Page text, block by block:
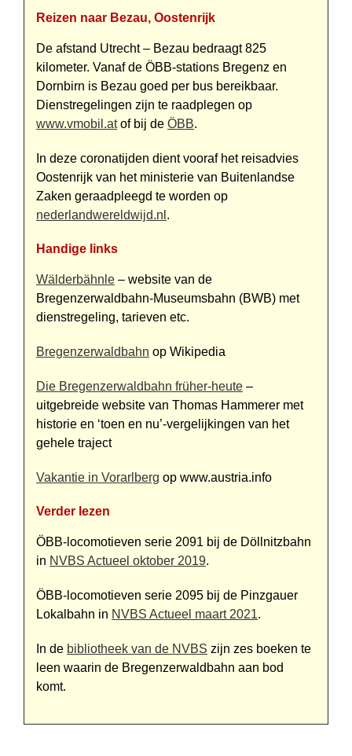
Reizen naar Bezau, Oostenrijk
De afstand Utrecht – Bezau bedraagt 825
kilometer. Vanaf de ÖBB-stations Bregenz en
Dornbirn is Bezau goed per bus bereikbaar.
Dienstregelingen zijn te raadplegen op
www.vmobil.atof bij de ÖBB.
In deze coronatijden dient vooraf het reisadvies
Oostenrijk van het ministerie van Buitenlandse
Zaken geraadpleegd te worden op
nederlandwereldwijd.nl .
Handige links
Wälderbähnle – website van de
Bregenzerwaldbahn-Museumsbahn (BWB) met
dienstregeling, tarieven etc.
Bregenzerwaldbahn op Wikipedia
Die Bregenzerwaldbahn früher-heute –
uitgebreide website van Thomas Hammerer met
historie en ‘toen en nu’-vergelijkingen van het
gehele traject
Vakantie in Vorarlberg op www.austria.info
Verder lezen
ÖBB-locomotieven serie 2091 bij de Döllnitzbahn
in NVBS Actueel oktober 2019.
ÖBB-locomotieven serie 2095 bij de Pinzgauer
Lokalbahn in NVBS Actueel maart 2021.
In de bibliotheek van de NVBS zijn zes boeken te
leen waarin de Bregenzerwaldbahn aan bod
komt.